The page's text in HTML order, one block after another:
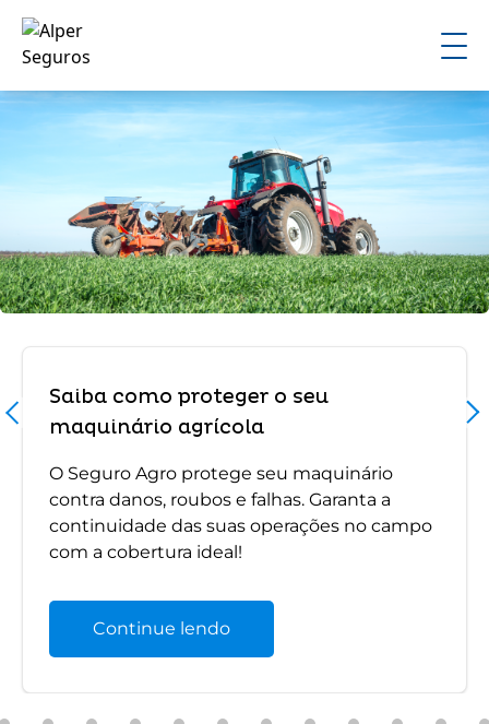
Saiba como proteger o seu
maquinário agrícola
O Seguro Agro protege seu maquinário
contra danos, roubos e falhas. Garanta a
continuidade das suas operações no campo
com a cobertura ideal!
Continue lendo